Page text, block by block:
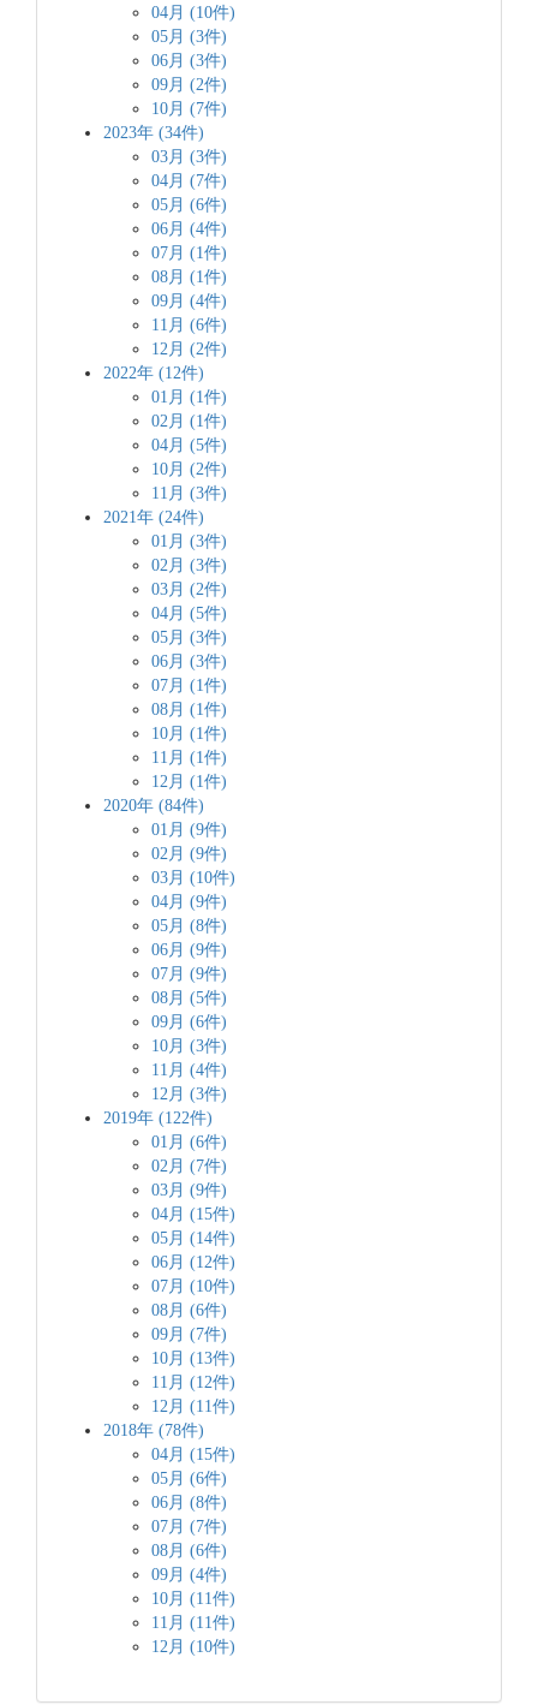
04月 (10件)
05月 (3件)
06月 (3件)
09月 (2件)
10月 (7件)
2023年 (34件)
03月 (3件)
04月 (7件)
05月 (6件)
06月 (4件)
07月 (1件)
08月 (1件)
09月 (4件)
11月 (6件)
12月 (2件)
2022年 (12件)
01月 (1件)
02月 (1件)
04月 (5件)
10月 (2件)
11月 (3件)
2021年 (24件)
01月 (3件)
02月 (3件)
03月 (2件)
04月 (5件)
05月 (3件)
06月 (3件)
07月 (1件)
08月 (1件)
10月 (1件)
11月 (1件)
12月 (1件)
2020年 (84件)
01月 (9件)
02月 (9件)
03月 (10件)
04月 (9件)
05月 (8件)
06月 (9件)
07月 (9件)
08月 (5件)
09月 (6件)
10月 (3件)
11月 (4件)
12月 (3件)
2019年 (122件)
01月 (6件)
02月 (7件)
03月 (9件)
04月 (15件)
05月 (14件)
06月 (12件)
07月 (10件)
08月 (6件)
09月 (7件)
10月 (13件)
11月 (12件)
12月 (11件)
2018年 (78件)
04月 (15件)
05月 (6件)
06月 (8件)
07月 (7件)
08月 (6件)
09月 (4件)
10月 (11件)
11月 (11件)
12月 (10件)